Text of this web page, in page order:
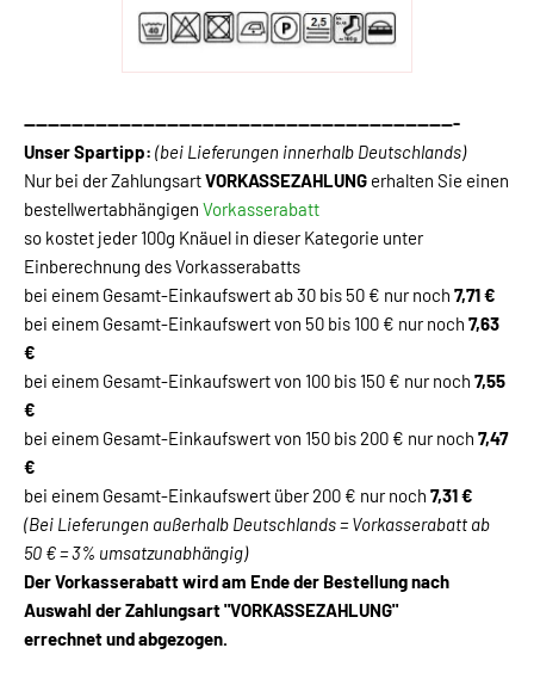
-------------------------------------------------------------------------
Unser Spartipp: (bei Lieferungen innerhalb Deutschlands)
Nur bei der ZahlungsartVORKASSEZAHLUNG erhalten Sie einen
bestellwertabhängigen Vorkasserabatt
so kostet jeder 100g Knäuel in dieser Kategorie unter
Einberechnung des Vorkasserabatts
bei einem Gesamt-Einkaufswert ab 30 bis 50 € nur noch 7,71 €
bei einem Gesamt-Einkaufswert von 50 bis 100 € nur noch 7,63
€
bei einem Gesamt-Einkaufswert von 100 bis 150 € nur noch 7,55
€
bei einem Gesamt-Einkaufswert von 150 bis 200 € nur noch 7,47
€
bei einem Gesamt-Einkaufswert über 200 € nur noch 7,31 €
(Bei Lieferungen außerhalb Deutschlands = Vorkasserabatt ab
50 € = 3% umsatzunabhängig)
Der Vorkasserabatt wird am Ende der Bestellung nach
Auswahl der Zahlungsart "VORKASSEZAHLUNG"
errechnet und abgezogen.